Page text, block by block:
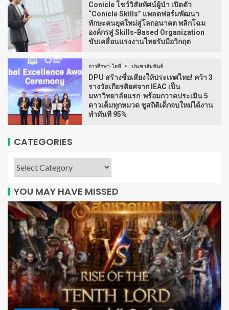
Conicle โชว์วิสัยทัศน์ผู้นำ เปิดตัว
“Conicle Skills” แพลตฟอร์มพัฒนา
ทักษะคนยุคใหม่สู่โลกอนาคต พลิกโฉม
องค์กรสู่ Skills-Based Organization
ขับเคลื่อนแรงงานไทยรับมือวิกฤต
การศึกษา-ไอที ประชาสัมพันธ์
DPU สร้างชื่อเสียงให้ประเทศไทย! คว้า 3
รางวัลเกียรติยศจาก IEAC เป็น
มหาวิทยาลัยแรก พร้อมกวาดประเมิน 5
ดาวเต็มทุกหมวด ชูสถิติเด็กจบใหม่ได้งาน
ทำทันที 95%
CATEGORIES
YOU MAY HAVE MISSED